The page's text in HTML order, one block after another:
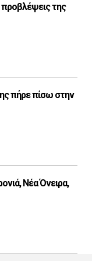
προβλέψεις της
πήρε πίσω στην
Νέα Όνειρα,